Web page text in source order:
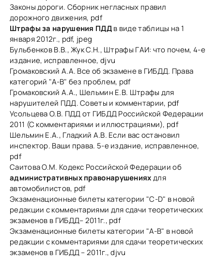
Законы дороги. Сборник негласных правил
дорожного движения, pdf
Штрафы за нарушения ПДДв виде таблицы на 1
января 2012г., pdf, jpeg
Бульбенков В.В., Жук С.Н., Штрафы ГАИ: что почем, 4-е
издание, исправленное, djvu
Громаковский А.А. Все об экзамене в ГИБДД. Права
категорий "А-В" без проблем, pdf
Громаковский А.А., Шельмин Е.В. Штрафы для
нарушителей ПДД. Советы и комментарии, pdf
Усольцева О.В. ПДД от ГИБДД Российской Федерации
2011 (С комментариями и иллюстрациями), pdf
Шельмин Е.А., Гладкий А.В. Если вас остановил
инспектор. Ваши права. 5-е издание, исправленное,
pdf
Саитова О.М. Кодекс Российской Федерации об
административных правонарушенияхдля
автомобилистов, pdf
Экзаменационные билеты категории "С-D" в новой
редакции с комментариями для сдачи теоретических
экзаменов в ГИБДД– 2011г., pdf
Экзаменационные билеты категории "А-В" в новой
редакции с комментариями для сдачи теоретических
экзаменов в ГИБДД – 2011г., djvu